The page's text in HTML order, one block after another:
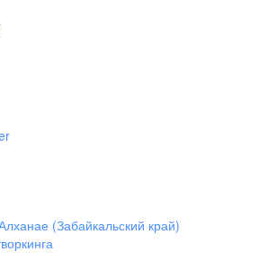
20,
7 этаж,
(Забайкальский край)